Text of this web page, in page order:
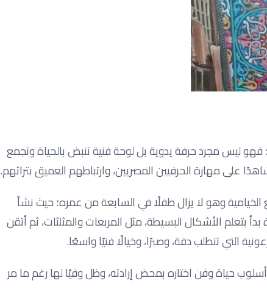
فهو ليس مجرد حرفة يدوية بل لوحة فنية تنبض بالحياة وتجمع
على مهارة الحرفيين المصريين، وارتباطهم العميق بتراثهم.
الخيامية وهو لا يزال طفلًا في السابعة من عمره؛ حيث نشأ
الأشكال البسيطة، مثل المربعات والمثلثات، ثم أتقن
التي تتطلب دقة، وصبرًا، وخيالًا فنيًا واسعًا.
حياة وفن اختاره بمحض إرادته، وظل وفيًا لها رغم ما مر